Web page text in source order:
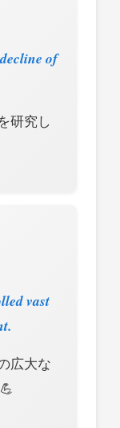
of
研究し
vast
広大な